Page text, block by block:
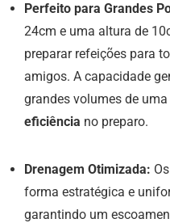
Perfeito para Grandes
24cm e uma altura de
preparar refeições para
amigos. A capacidade
grandes volumes de
eficiência no preparo.
Drenagem Otimizada:
forma estratégica e
garantindo um